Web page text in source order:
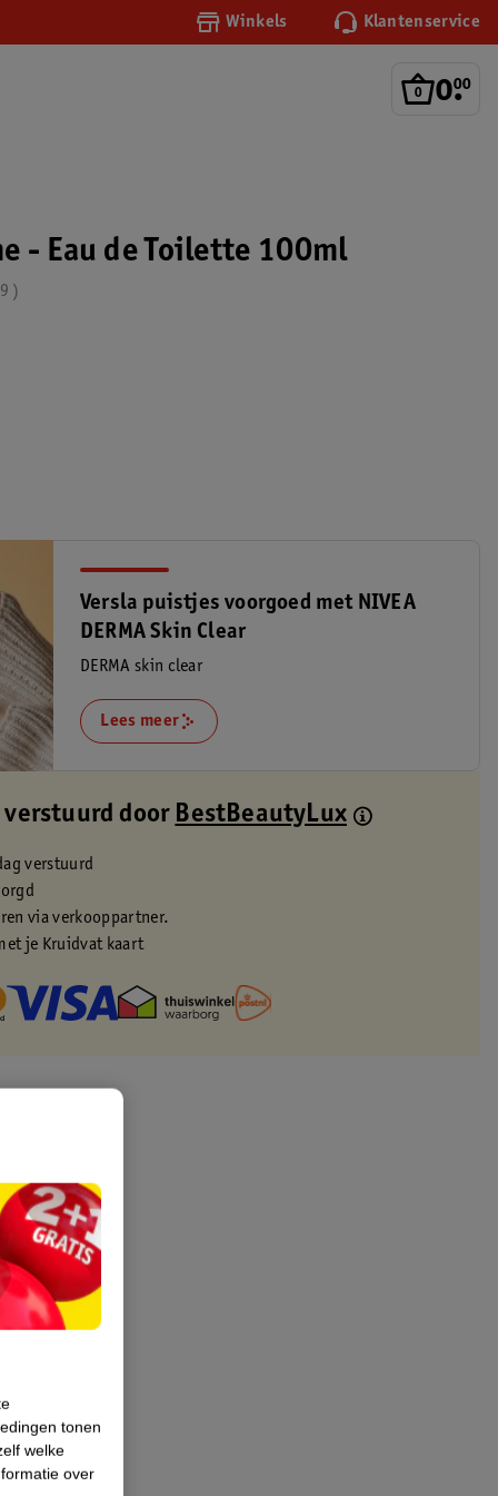
Winkels Klantenservice
0.
00
- Eau de Toilette 100ml
Versla puistjes voorgoed met NIVEA
DERMA Skin Clear
DERMA skin clear
Lees meer
verstuurd door BestBeautyLux
verstuurd
via verkooppartner.
je Kruidvat kaart
tonen
welke
over